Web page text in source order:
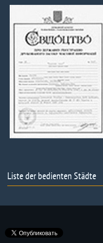
Liste der bedienten Städte